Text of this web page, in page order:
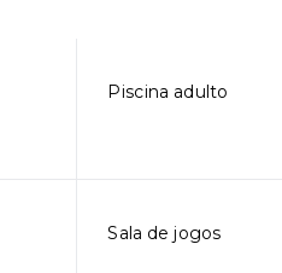
Piscina adulto
Sala de jogos